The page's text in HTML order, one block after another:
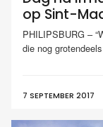
op Sint-
PHILIPSBURG –
die nog
7 SEPTEMBER 2017